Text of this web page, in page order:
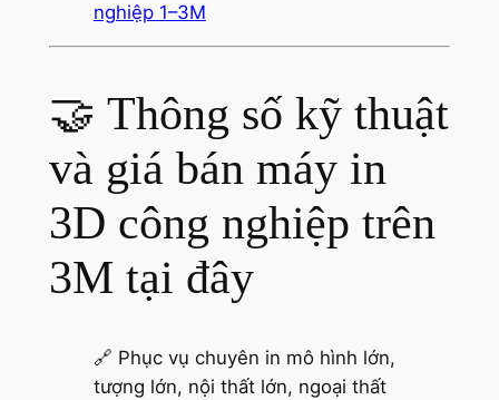
nghiệp 1–3M
🤝 Thông số kỹ thuật
và giá bán máy in
3D công nghiệp trên
3M tại đây
🔗 Phục vụ chuyên in mô hình lớn,
tượng lớn, nội thất lớn, ngoại thất